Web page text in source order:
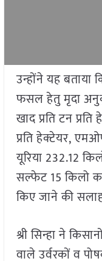
उन्होंने यह बताया
फसल हेतु मृदा
खाद प्रति टन
प्रति हेक्टेयर,
यूरिया 232.12
सल्फेट 15 किलो
किए जाने की
श्री सिन्हा ने
वाले उर्वरकों व